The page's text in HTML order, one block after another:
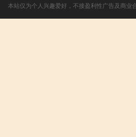
本站仅为个人兴趣爱好，不接盈利性广告及商业